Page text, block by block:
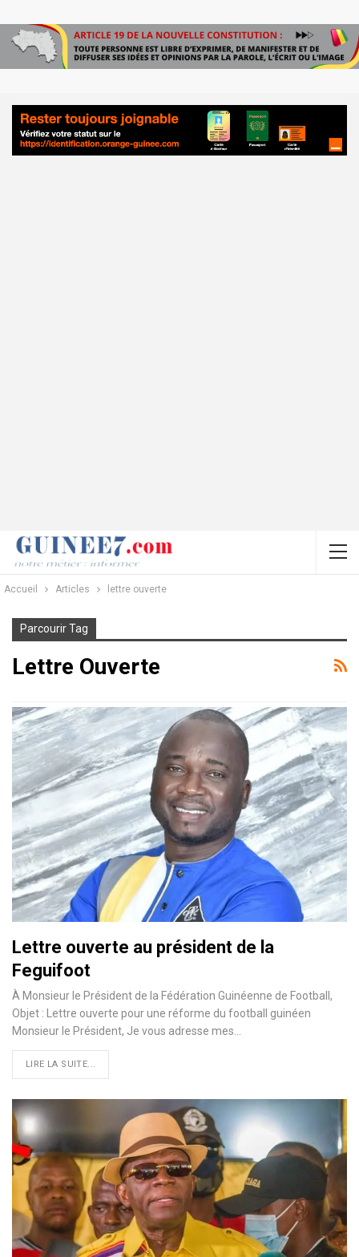
Accueil Articles lettre ouverte
Parcourir Tag
Lettre Ouverte
Lettre ouverte au président de la
Feguifoot
À Monsieur le Président de la Fédération Guinéenne de Football,
Objet : Lettre ouverte pour une réforme du football guinéen
Monsieur le Président, Je vous adresse mes…
LIRE LA SUITE...